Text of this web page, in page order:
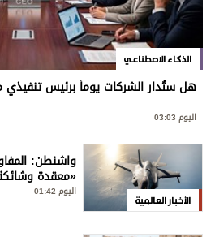
الذكاء الاصطناعي
هل ستُدار الشركات يوماً برئيس تنفيذي
اليوم 03:03
الأخبار العالمية
واشنطن:
«معقدة
اليوم 01:42